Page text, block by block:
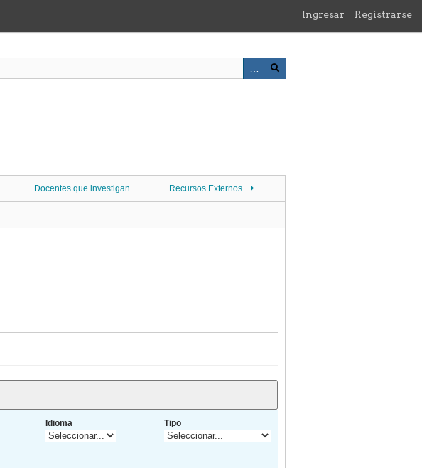
Ingresar Registrarse
Docentes que investigan Recursos Externos
Idioma Tipo